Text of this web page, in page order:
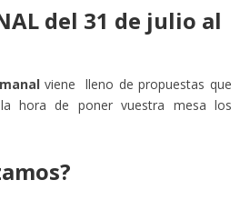
del 31 de julio al
viene lleno de propuestas que
hora de poner vuestra mesa los